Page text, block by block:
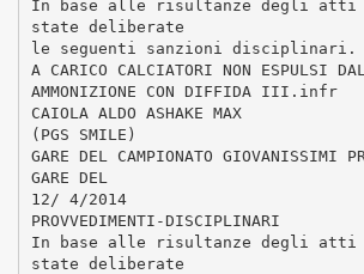
In base alle risultanze degli
state deliberate
le seguenti sanzioni disciplinari.
A CARICO CALCIATORI NON ESPULSI DAL
AMMONIZIONE CON DIFFIDA III.infr
CAIOLA ALDO ASHAKE MAX
(PGS SMILE)
GARE DEL CAMPIONATO GIOVANISSIMI
GARE DEL
12/ 4/2014
PROVVEDIMENTI-DISCIPLINARI
In base alle risultanze degli
state deliberate